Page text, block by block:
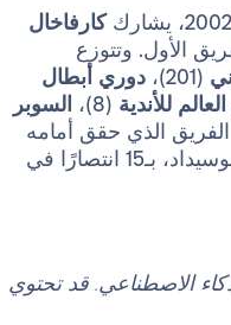
كارفاخال
وتتوزع
دوري أبطال
(8)،
السوبر
حقق أمامه
أكبر عدد من الانتصارات هو ريال سوسيداد، بـ15 انتصارًا في
قد تحتوي